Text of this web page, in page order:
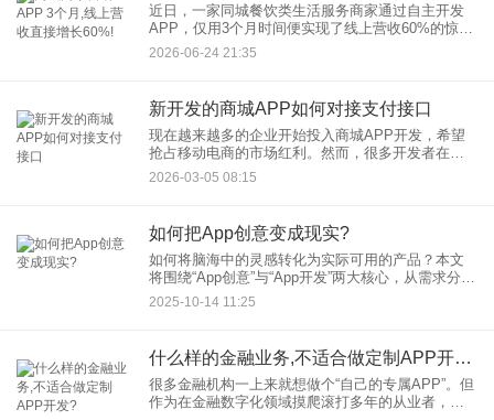
近日，一家同城餐饮类生活服务商家通过自主开发
APP，仅用3个月时间便实现了线上营收60%的惊人
增长，这一案例无疑为众多同城商家提供了有益的
借鉴。 自研APP：从被动到主动的转型之路
2026-06-24 21:35
新开发的商城APP如何对接支付接口
现在越来越多的企业开始投入商城APP开发，希望
抢占移动电商的市场红利。然而，很多开发者在完
成APP功能搭建后，往往会卡在“支付接口对接”这一
步。支付接口的对接不仅关系到用户体验，更直接
2026-03-05 08:15
如何把App创意变成现实?
如何将脑海中的灵感转化为实际可用的产品？本文
将围绕“App创意”与“App开发”两大核心，从需求分
析、技术实现到市场验证，系统梳理将创意落地的
全流程，为创业者、产品经理及开发者提供可操作
2025-10-14 11:25
什么样的金融业务,不适合做定制APP开发?
很多金融机构一上来就想做个“自己的专属APP”。但
作为在金融数字化领域摸爬滚打多年的从业者，我